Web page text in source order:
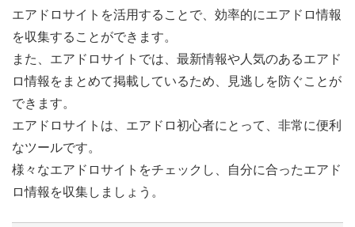
エアドロサイトを活用することで、効率的にエアドロ情報
を収集することができます。
また、エアドロサイトでは、最新情報や人気のあるエアド
ロ情報をまとめて掲載しているため、見逃しを防ぐことが
できます。
エアドロサイトは、エアドロ初心者にとって、非常に便利
なツールです。
様々なエアドロサイトをチェックし、自分に合ったエアド
ロ情報を収集しましょう。